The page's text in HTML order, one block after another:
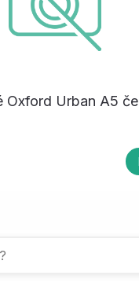
Oxford Urban A5